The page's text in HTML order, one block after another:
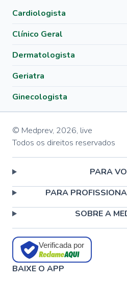
Cardiologista
Clínico Geral
Dermatologista
Geriatra
Ginecologista
© Medprev, 2026, live
Todos os direitos reservados
PARA
PARA
SOBRE A
Verificada por
BAIXE O APP